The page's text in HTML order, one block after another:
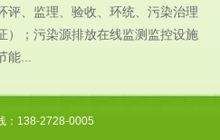
评、监理、验收、环统、污染治理
）；污染源排放在线监测监控设施
...
：138-2728-0005